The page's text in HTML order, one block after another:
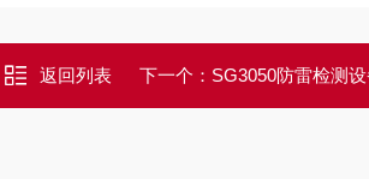
返回列表 下一个： SG3050防雷检测设